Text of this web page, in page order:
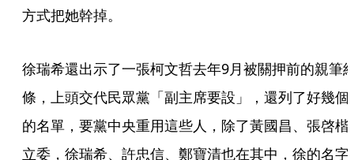
方式把她幹掉。
徐瑞希還出示了一張柯文哲去年9月被關押前的親筆
條，上頭交代民眾黨「副主席要設」，還列了好幾個
的名單，要黨中央重用這些人，除了黃國昌、張啓楷
立委，徐瑞希、許忠信、鄭寶清也在其中，徐的名字